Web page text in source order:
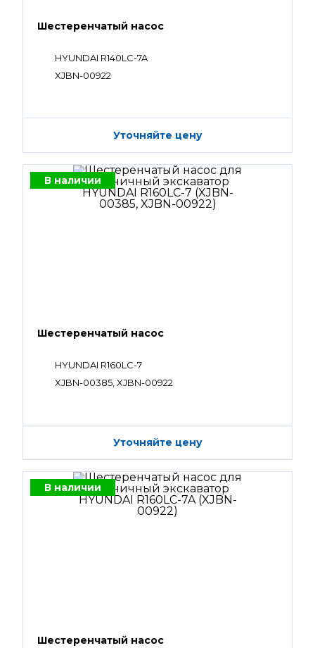
Шестеренчатый насос
HYUNDAI R140LC-7A
XJBN-00922
Уточняйте цену
В наличии
Шестеренчатый насос
HYUNDAI R160LC-7
XJBN-00385, XJBN-00922
Уточняйте цену
В наличии
Шестеренчатый насос